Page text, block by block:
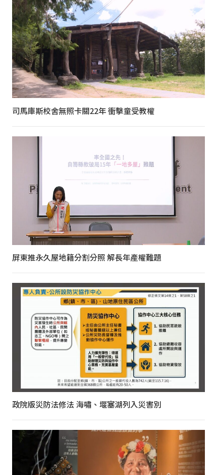
司馬庫斯校舍無照卡關22年 衝擊童受教權
屏東推永久屋地籍分割分照 解長年產權難題
政院版災防法修法 海嘯、堰塞湖列入災害別